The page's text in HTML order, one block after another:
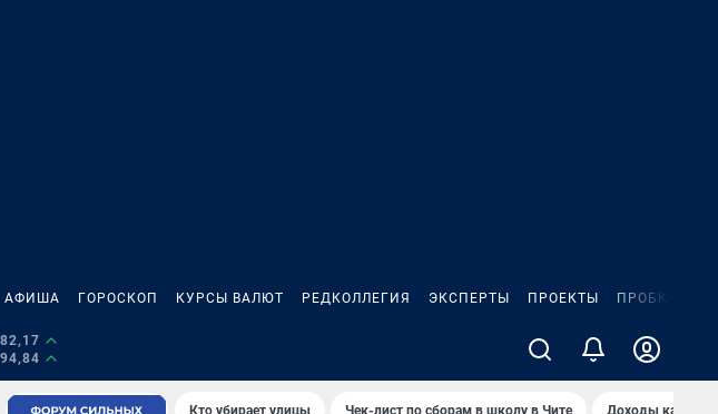
АФИША ГОРОСКОП КУРСЫ ВАЛЮТ РЕДКОЛЛЕГИЯ ЭКСПЕРТЫ ПРОЕКТЫ ПРОБКИ
94,84
Кто убирает улицы Чек-лист по сборам в школу в Чите Доходы